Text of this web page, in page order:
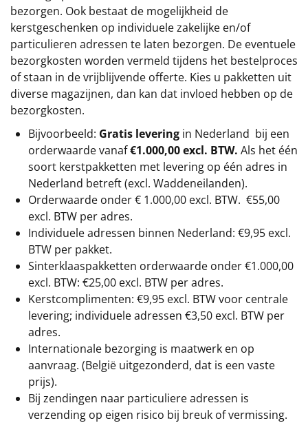
bezorgen. Ook bestaat de mogelijkheid de
kerstgeschenken op individuele zakelijke en/of
particulieren adressen te laten bezorgen. De eventuele
bezorgkosten worden vermeld tijdens het bestelproces
of staan in de vrijblijvende offerte. Kies u pakketten uit
diverse magazijnen, dan kan dat invloed hebben op de
bezorgkosten.
Bijvoorbeeld: Gratis levering in Nederland bij een
orderwaarde vanaf€1.000,00 excl. BTW. Als het één
soort kerstpakketten met levering op één adres in
Nederland betreft (excl. Waddeneilanden).
Orderwaarde onder € 1.000,00 excl. BTW. €55,00
excl. BTW per adres.
Individuele adressen binnen Nederland: €9,95 excl.
BTW per pakket.
Sinterklaaspakketten orderwaarde onder €1.000,00
excl. BTW: €25,00 excl. BTW per adres.
Kerstcomplimenten: €9,95 excl. BTW voor centrale
levering; individuele adressen €3,50 excl. BTW per
adres.
Internationale bezorging is maatwerk en op
aanvraag. (België uitgezonderd, dat is een vaste
prijs).
Bij zendingen naar particuliere adressen is
verzending op eigen risico bij breuk of vermissing.